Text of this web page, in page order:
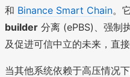
和 Binance Smart Chain。
builder 分离 (ePBS)、强制
及促进可信中立的未来，直
当其他系统依赖于高压情况